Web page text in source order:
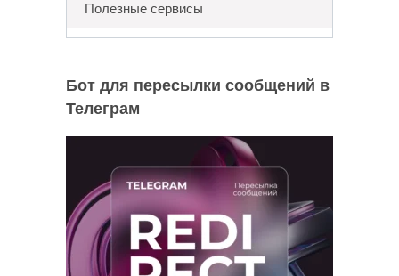
Полезные сервисы
Бот для пересылки сообщений в
Телеграм